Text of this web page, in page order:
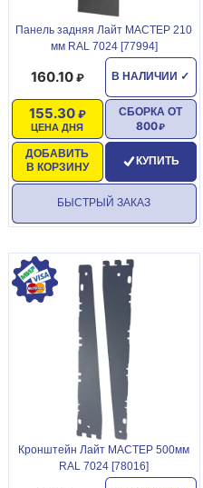
Панель задняя Лайт МАСТЕР 210
мм RAL 7024 [77994]
В НАЛИЧИИ ✓
160.10
ЦЕНА ДНЯ
155.30
ДОБАВИТЬ
В КОРЗИНУ
СБОРКА ОТ
800
КУПИТЬ
БЫСТРЫЙ ЗАКАЗ
Кронштейн Лайт МАСТЕР 500мм
RAL 7024 [78016]